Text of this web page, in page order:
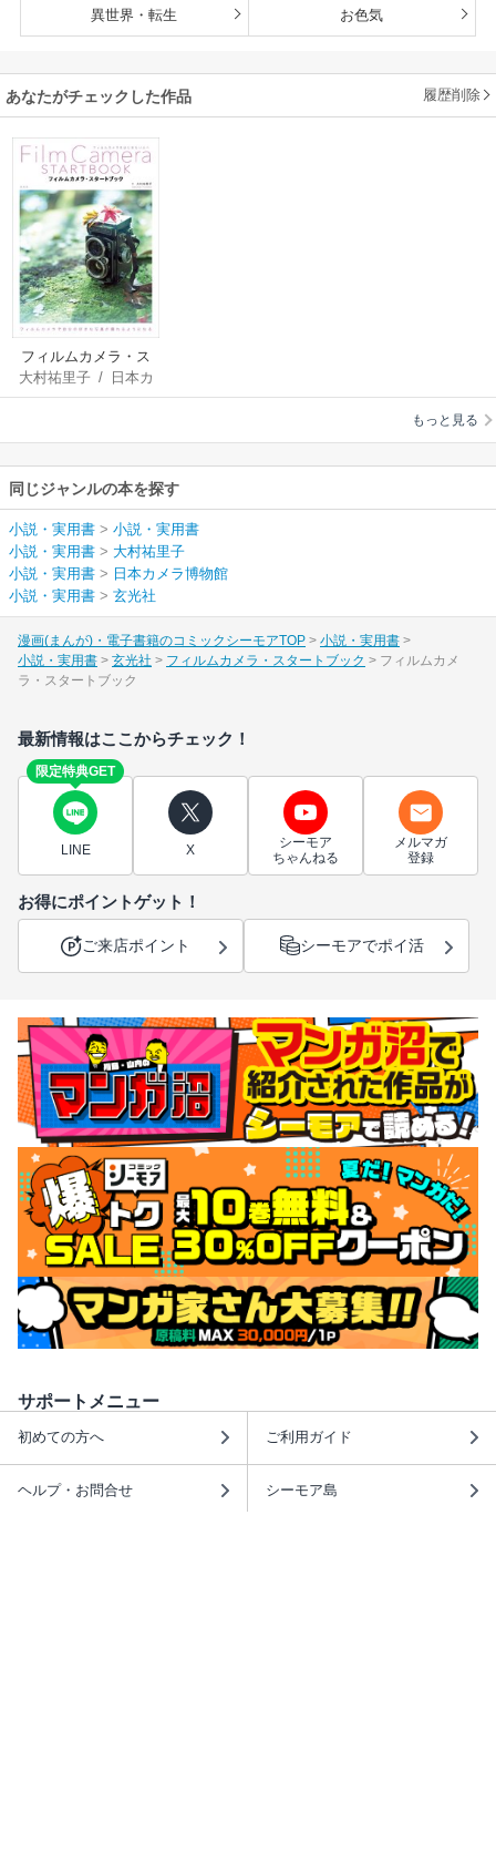
異世界・転生 お色気
あなたがチェックした作品 履歴削除
フィルムカメラ・ス
タートブック
大村祐里子/
日本カ
メラ博物館
もっと見る
同じジャンルの本を探す
小説・実用書 > 小説・実用書
小説・実用書 > 大村祐里子
小説・実用書 > 日本カメラ博物館
小説・実用書 > 玄光社
漫画(まんが)・電子書籍のコミックシーモアTOP
小説・実用書
小説・実用書
玄光社 フィルムカメラ・スタートブック
フィルムカメ
ラ・スタートブック
最新情報はここからチェック！
限定特典GET
LINE X
シーモア
ちゃんねる
メルマガ
登録
お得にポイントゲット！
ご来店ポイント シーモアでポイ活
サポートメニュー
初めての方へ ご利用ガイド
ヘルプ・お問合せ シーモア島